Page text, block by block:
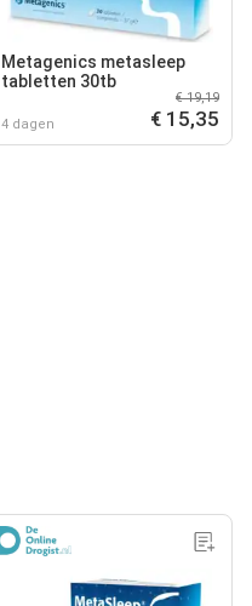
Metagenics metasleep
tabletten 30tb
4 dagen
€ 19,19
€ 15,35